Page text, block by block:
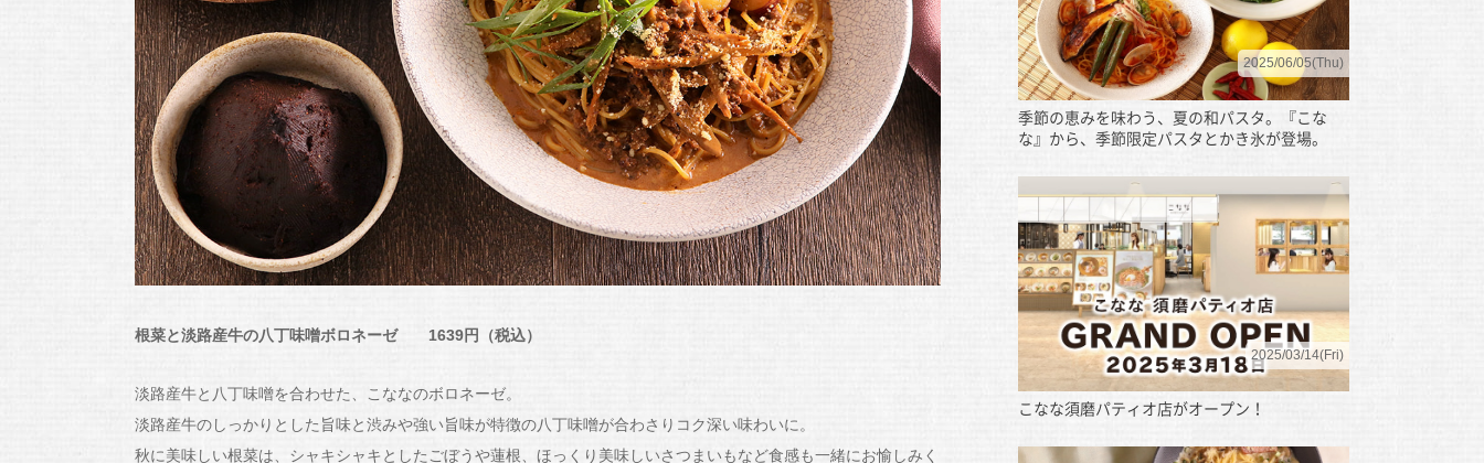
根菜と淡路産牛の八丁味噌ボロネーゼ 1639円（税込）
淡路産牛と八丁味噌を合わせた、こななのボロネーゼ。
淡路産牛のしっかりとした旨味と渋みや強い旨味が特徴の八丁味噌が合わさりコク深い味わいに。
秋に美味しい根菜は、シャキシャキとしたごぼうや蓮根、ほっくり美味しいさつまいもなど食感も一緒にお愉しみく
2025/06/05(Thu)
季節の恵みを味わう、夏の和パスタ。『こな
な』から、季節限定パスタとかき氷が登場。
2025/03/14(Fri)
こなな須磨パティオ店がオープン！